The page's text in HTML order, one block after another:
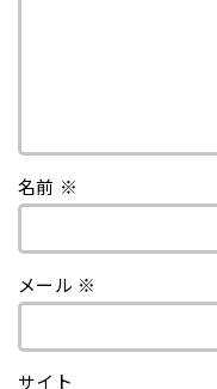
名前 ※
メール ※
サイト